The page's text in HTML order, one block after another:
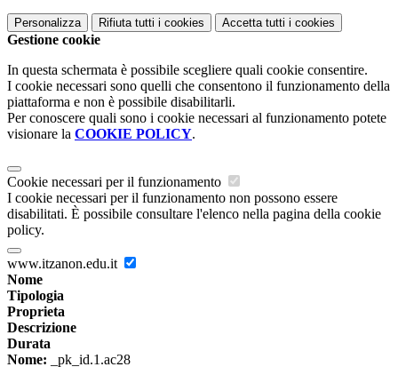
Personalizza Rifiuta tutti i cookies Accetta tutti i cookies
Gestione cookie
In questa schermata è possibile scegliere quali cookie consentire.
I cookie necessari sono quelli che consentono il funzionamento della
piattaforma e non è possibile disabilitarli.
Per conoscere quali sono i cookie necessari al funzionamento potete
visionare la COOKIE POLICY.
Cookie necessari per il funzionamento
I cookie necessari per il funzionamento non possono essere
disabilitati. È possibile consultare l'elenco nella pagina della cookie
policy.
www.itzanon.edu.it
Nome
Tipologia
Proprieta
Descrizione
Durata
Nome: _pk_id.1.ac28